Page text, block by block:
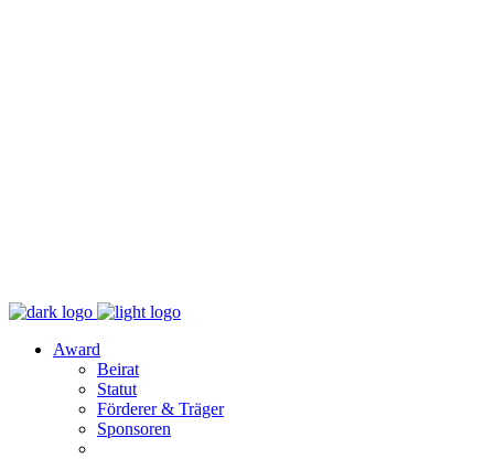
Award
Beirat
Statut
Förderer & Träger
Sponsoren